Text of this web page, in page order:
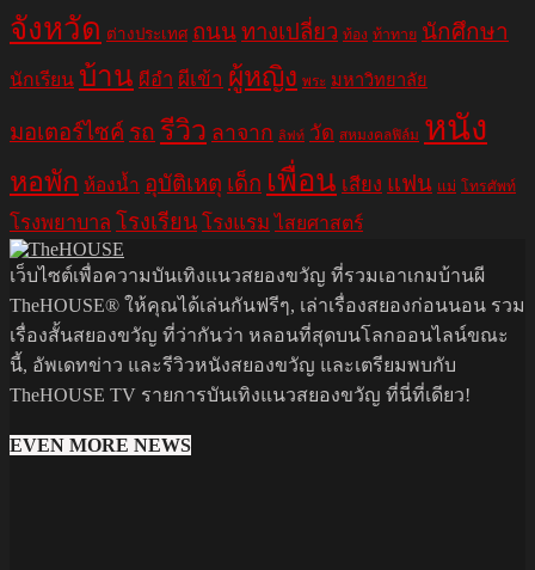
จังหวัด ต่างประเทศ ถนนทางเปลี่ยว ท้อง ท้าทาย นักศึกษา
นักเรียน บ้าน ผีอำ ผีเข้า ผู้หญิง พระ มหาวิทยาลัย
มอเตอร์ไซค์ รถ รีวิว ลาจาก ลิฟท์ วัด สหมงคลฟิล์ม หนัง
หอพัก ห้องน้ำ อุบัติเหตุ เด็ก เพื่อน เสียง แฟน แม่ โทรศัพท์
โรงพยาบาล โรงเรียน โรงแรม ไสยศาสตร์
เว็บไซต์เพื่อความบันเทิงแนวสยองขวัญ ที่รวมเอาเกมบ้านผี
TheHOUSE® ให้คุณได้เล่นกันฟรีๆ, เล่าเรื่องสยองก่อนนอน รวม
เรื่องสั้นสยองขวัญ ที่ว่ากันว่า หลอนที่สุดบนโลกออนไลน์ขณะ
นี้, อัพเดทข่าว และรีวิวหนังสยองขวัญ และเตรียมพบกับ
TheHOUSE TV รายการบันเทิงแนวสยองขวัญ ที่นี่ที่เดียว!
EVEN MORE NEWS